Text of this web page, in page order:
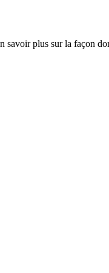
savoir plus sur la façon